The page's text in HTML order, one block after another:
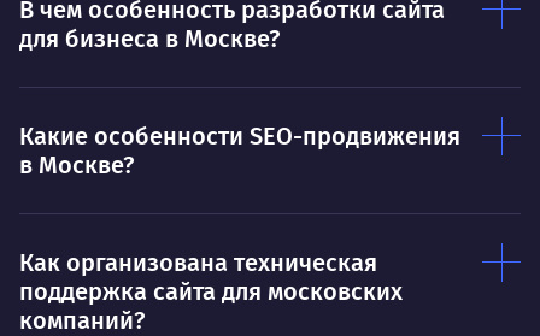
В чем особенность разработки сайта
для бизнеса в Москве?
Какие особенности SEO-продвижения
в Москве?
Как организована техническая
поддержка сайта для московских
компаний?